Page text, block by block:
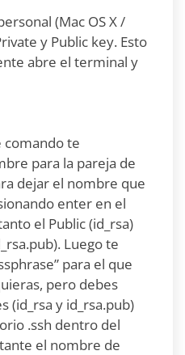
(Mac OS X /
y Public key. Esto
abre el terminal y
comando te
para la pareja de
dejar el nombre que
enter en el
el Public (id_rsa)
Luego te
para el que
pero debes
(id_rsa y id_rsa.pub)
.ssh dentro del
el nombre de